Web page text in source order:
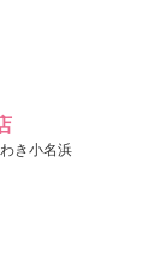
き小名浜